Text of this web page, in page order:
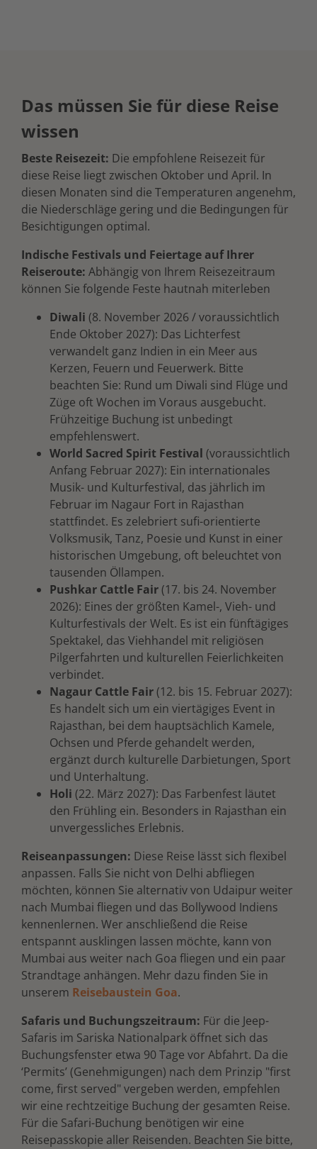
Das müssen Sie für diese Reise
wissen
Beste Reisezeit: Die empfohlene Reisezeit für
diese Reise liegt zwischen Oktober und April. In
diesen Monaten sind die Temperaturen angenehm,
die Niederschläge gering und die Bedingungen für
Besichtigungen optimal.
Indische Festivals und Feiertage auf Ihrer
Reiseroute: Abhängig von Ihrem Reisezeitraum
können Sie folgende Feste hautnah miterleben
Diwali (8. November 2026 / voraussichtlich
Ende Oktober 2027): Das Lichterfest
verwandelt ganz Indien in ein Meer aus
Kerzen, Feuern und Feuerwerk. Bitte
beachten Sie: Rund um Diwali sind Flüge und
Züge oft Wochen im Voraus ausgebucht.
Frühzeitige Buchung ist unbedingt
empfehlenswert.
World Sacred Spirit Festival (voraussichtlich
Anfang Februar 2027): Ein internationales
Musik- und Kulturfestival, das jährlich im
Februar im Nagaur Fort in Rajasthan
stattfindet. Es zelebriert sufi-orientierte
Volksmusik, Tanz, Poesie und Kunst in einer
historischen Umgebung, oft beleuchtet von
tausenden Öllampen.
Pushkar Cattle Fair(17. bis 24. November
2026): Eines der größten Kamel-, Vieh- und
Kulturfestivals der Welt. Es ist ein fünftägiges
Spektakel, das Viehhandel mit religiösen
Pilgerfahrten und kulturellen Feierlichkeiten
verbindet.
Nagaur Cattle Fair(12. bis 15. Februar 2027):
Es handelt sich um ein viertägiges Event in
Rajasthan, bei dem hauptsächlich Kamele,
Ochsen und Pferde gehandelt werden,
ergänzt durch kulturelle Darbietungen, Sport
und Unterhaltung.
Holi (22. März 2027): Das Farbenfest läutet
den Frühling ein. Besonders in Rajasthan ein
unvergessliches Erlebnis.
Reiseanpassungen: Diese Reise lässt sich flexibel
anpassen. Falls Sie nicht von Delhi abfliegen
möchten, können Sie alternativ von Udaipur weiter
nach Mumbai fliegen und das Bollywood Indiens
kennenlernen. Wer anschließend die Reise
entspannt ausklingen lassen möchte, kann von
Mumbai aus weiter nach Goa fliegen und ein paar
Strandtage anhängen. Mehr dazu finden Sie in
unserem Reisebaustein Goa.
Safaris und Buchungszeitraum: Für die Jeep-
Safaris im Sariska Nationalpark öffnet sich das
Buchungsfenster etwa 90 Tage vor Abfahrt. Da die
‘Permits’ (Genehmigungen) nach dem Prinzip "first
come, first served" vergeben werden, empfehlen
wir eine rechtzeitige Buchung der gesamten Reise.
Für die Safari-Buchung benötigen wir eine
Reisepasskopie aller Reisenden. Beachten Sie bitte,